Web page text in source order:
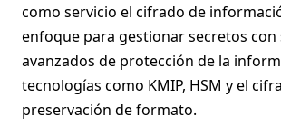
como servicio el cifrado de
enfoque para gestionar secretos con
avanzados de protección de la
tecnologías como KMIP, HSM y el
preservación de formato.